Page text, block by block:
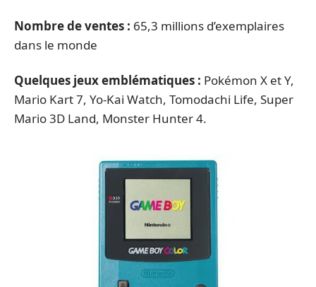
Nombre de ventes : 65,3 millions d’exemplaires
dans le monde
Quelques jeux emblématiques : Pokémon X et Y,
Mario Kart 7, Yo-Kai Watch, Tomodachi Life, Super
Mario 3D Land, Monster Hunter 4.